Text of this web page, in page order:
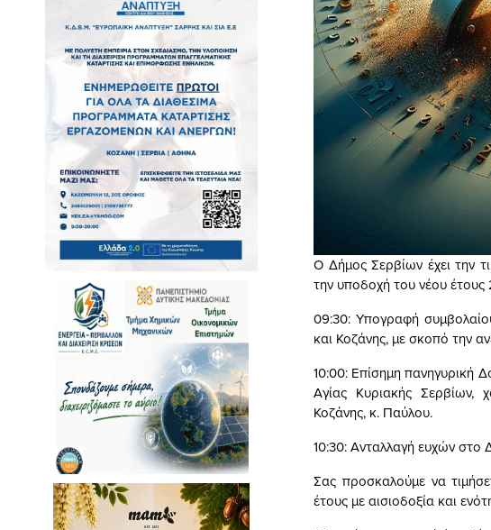
Ο Δήμος Σερβίων έχει την
την υποδοχή του νέου
09:30: Υπογραφή
και Κοζάνης, με σκοπό την
10:00: Επίσημη πανηγυρική
Αγίας Κυριακής Σερβίων,
Κοζάνης, κ. Παύλου.
10:30: Ανταλλαγή ευχών στο
Σας προσκαλούμε να
έτους με αισιοδοξία και